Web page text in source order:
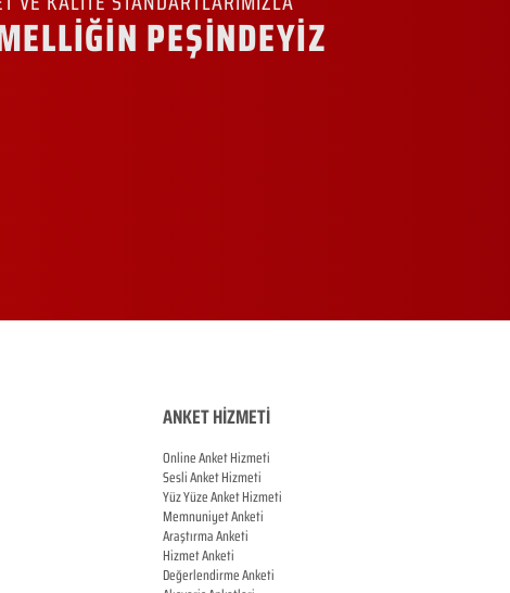
PEŞİNDEYİZ
ANKET HİZMETİ
Online Anket Hizmeti
Sesli Anket Hizmeti
Yüz Yüze Anket Hizmeti
Memnuniyet Anketi
Araştırma Anketi
Hizmet Anketi
Değerlendirme Anketi